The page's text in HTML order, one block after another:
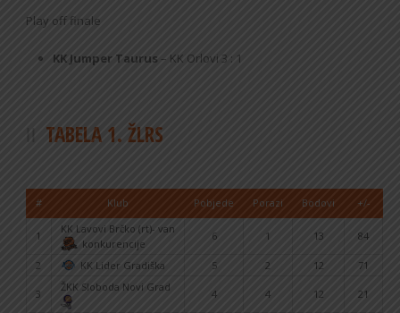
Play off finale
KK Jumper Taurus – KK Orlovi 3 : 1
TABELA 1. ŽLRS
# Klub Pobjede Porazi Bodovi +/-
1
KK Lavovi Brčko (rt)- van
konkurencije
6 1 13 84
2 KK Lider Gradiška 5 2 12 71
3
ŽKK Sloboda Novi Grad
4 4 12 21